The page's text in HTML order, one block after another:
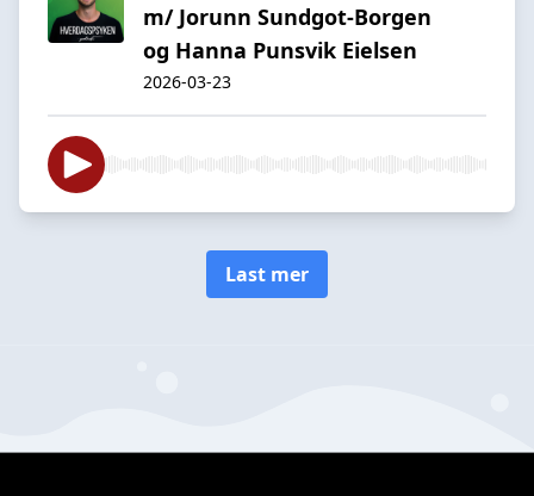
m/ Jorunn Sundgot-Borgen
og Hanna Punsvik Eielsen
2026-03-23
Last mer